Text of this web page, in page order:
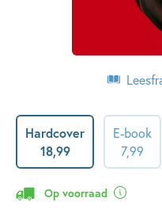
Hardcover
18,99
E-book
7,99
Op voorraad